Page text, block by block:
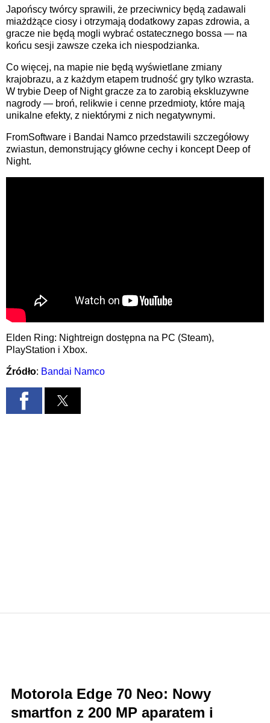
Japońscy twórcy sprawili, że przeciwnicy będą zadawali
miażdżące ciosy i otrzymają dodatkowy zapas zdrowia, a
gracze nie będą mogli wybrać ostatecznego bossa — na
końcu sesji zawsze czeka ich niespodzianka.
Co więcej, na mapie nie będą wyświetlane zmiany
krajobrazu, a z każdym etapem trudność gry tylko wzrasta.
W trybie Deep of Night gracze za to zarobią ekskluzywne
nagrody — broń, relikwie i cenne przedmioty, które mają
unikalne efekty, z niektórymi z nich negatywnymi.
FromSoftware i Bandai Namco przedstawili szczegółowy
zwiastun, demonstrujący główne cechy i koncept Deep of
Night.
Elden Ring: Nightreign dostępna na PC (Steam),
PlayStation i Xbox.
Źródło: Bandai Namco